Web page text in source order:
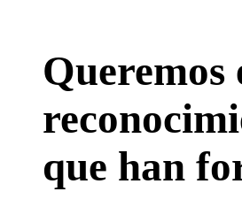
Queremos
que han